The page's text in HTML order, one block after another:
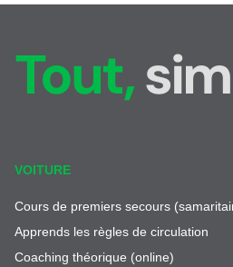
Tout,
VOITURE
Cours de premiers secours
Apprends les règles de circulation
Coaching théorique (online)